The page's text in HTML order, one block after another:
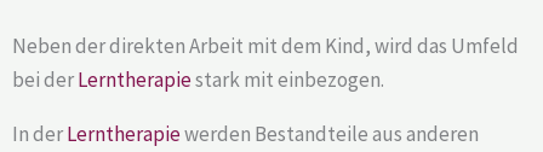
Neben der direkten Arbeit mit dem Kind, wird das Umfeld
bei derLerntherapiestark mit einbezogen.
In derLerntherapiewerden Bestandteile aus anderen